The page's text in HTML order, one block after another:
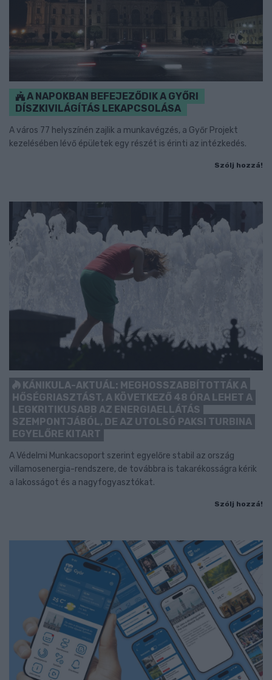
A NAPOKBAN BEFEJEZŐDIK A GYŐRI
DÍSZKIVILÁGÍTÁS LEKAPCSOLÁSA
A város 77 helyszínén zajlik a munkavégzés, a Győr Projekt
kezelésében lévő épületek egy részét is érinti az intézkedés.
Szólj hozzá!
KÁNIKULA-AKTUÁL: MEGHOSSZABBÍTOTTÁK A
HŐSÉGRIASZTÁST, A KÖVETKEZŐ 48 ÓRA LEHET A
LEGKRITIKUSABB AZ ENERGIAELLÁTÁS
SZEMPONTJÁBÓL, DE AZ UTOLSÓ PAKSI TURBINA
EGYELŐRE KITART
A Védelmi Munkacsoport szerint egyelőre stabil az ország
villamosenergia-rendszere, de továbbra is takarékosságra kérik
a lakosságot és a nagyfogyasztókat.
Szólj hozzá!